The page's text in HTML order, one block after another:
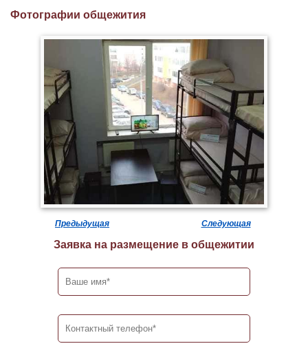
Фотографии общежития
Предыдущая Следующая
Заявка на размещение в общежитии